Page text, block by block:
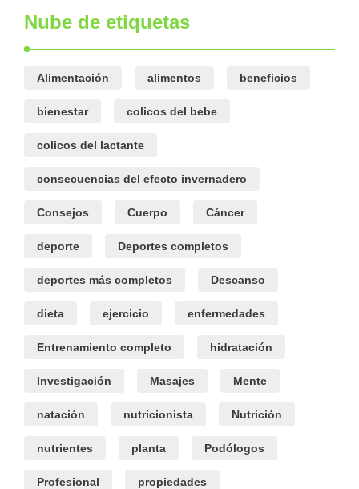
Nube de etiquetas
Alimentación alimentos beneficios
bienestar colicos del bebe
colicos del lactante
consecuencias del efecto invernadero
Consejos Cuerpo Cáncer
deporte Deportes completos
deportes más completos Descanso
dieta ejercicio enfermedades
Entrenamiento completo hidratación
Investigación Masajes Mente
natación nutricionista Nutrición
nutrientes planta Podólogos
Profesional propiedades